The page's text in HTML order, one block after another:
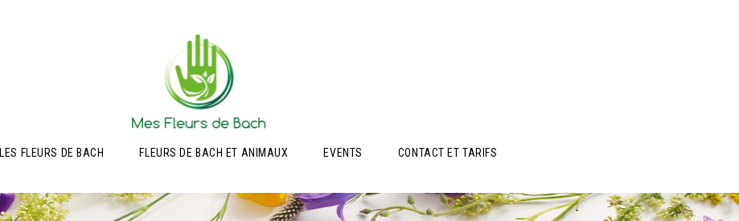
LES FLEURS DE BACH FLEURS DE BACH ET ANIMAUX EVENTS CONTACT ET TARIFS